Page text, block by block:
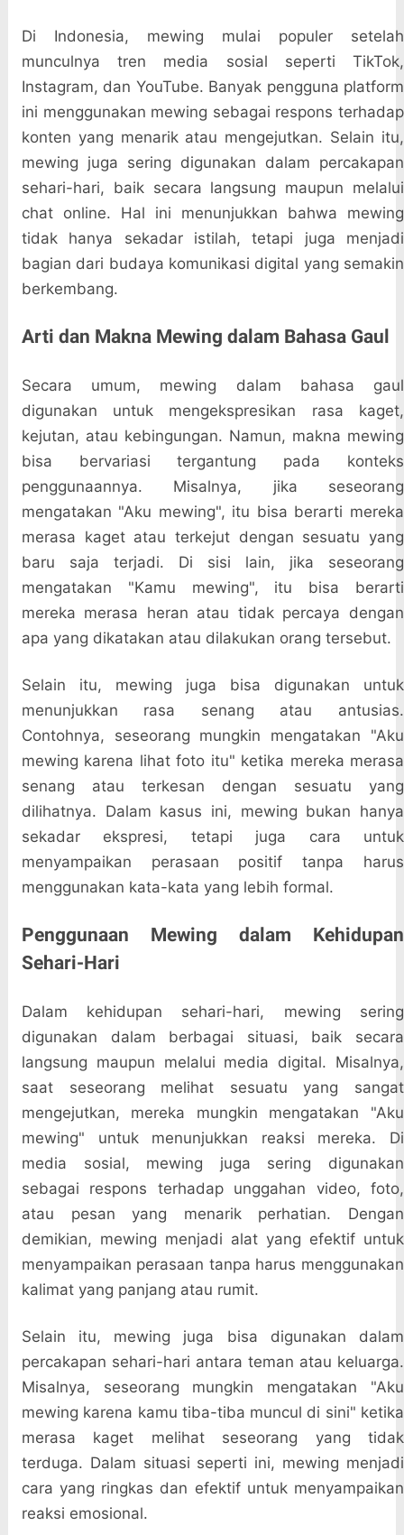
Di Indonesia, mewing mulai populer setelah
munculnya tren media sosial seperti TikTok,
Instagram, dan YouTube. Banyak pengguna platform
ini menggunakan mewing sebagai respons terhadap
konten yang menarik atau mengejutkan. Selain itu,
mewing juga sering digunakan dalam percakapan
sehari-hari, baik secara langsung maupun melalui
chat online. Hal ini menunjukkan bahwa mewing
tidak hanya sekadar istilah, tetapi juga menjadi
bagian dari budaya komunikasi digital yang semakin
berkembang.
Arti dan Makna Mewing dalam Bahasa Gaul
Secara umum, mewing dalam bahasa gaul
digunakan untuk mengekspresikan rasa kaget,
kejutan, atau kebingungan. Namun, makna mewing
bisa bervariasi tergantung pada konteks
penggunaannya. Misalnya, jika seseorang
mengatakan "Aku mewing", itu bisa berarti mereka
merasa kaget atau terkejut dengan sesuatu yang
baru saja terjadi. Di sisi lain, jika seseorang
mengatakan "Kamu mewing", itu bisa berarti
mereka merasa heran atau tidak percaya dengan
apa yang dikatakan atau dilakukan orang tersebut.
Selain itu, mewing juga bisa digunakan untuk
menunjukkan rasa senang atau antusias.
Contohnya, seseorang mungkin mengatakan "Aku
mewing karena lihat foto itu" ketika mereka merasa
senang atau terkesan dengan sesuatu yang
dilihatnya. Dalam kasus ini, mewing bukan hanya
sekadar ekspresi, tetapi juga cara untuk
menyampaikan perasaan positif tanpa harus
menggunakan kata-kata yang lebih formal.
Penggunaan Mewing dalam Kehidupan
Sehari-Hari
Dalam kehidupan sehari-hari, mewing sering
digunakan dalam berbagai situasi, baik secara
langsung maupun melalui media digital. Misalnya,
saat seseorang melihat sesuatu yang sangat
mengejutkan, mereka mungkin mengatakan "Aku
mewing" untuk menunjukkan reaksi mereka. Di
media sosial, mewing juga sering digunakan
sebagai respons terhadap unggahan video, foto,
atau pesan yang menarik perhatian. Dengan
demikian, mewing menjadi alat yang efektif untuk
menyampaikan perasaan tanpa harus menggunakan
kalimat yang panjang atau rumit.
Selain itu, mewing juga bisa digunakan dalam
percakapan sehari-hari antara teman atau keluarga.
Misalnya, seseorang mungkin mengatakan "Aku
mewing karena kamu tiba-tiba muncul di sini" ketika
merasa kaget melihat seseorang yang tidak
terduga. Dalam situasi seperti ini, mewing menjadi
cara yang ringkas dan efektif untuk menyampaikan
reaksi emosional.